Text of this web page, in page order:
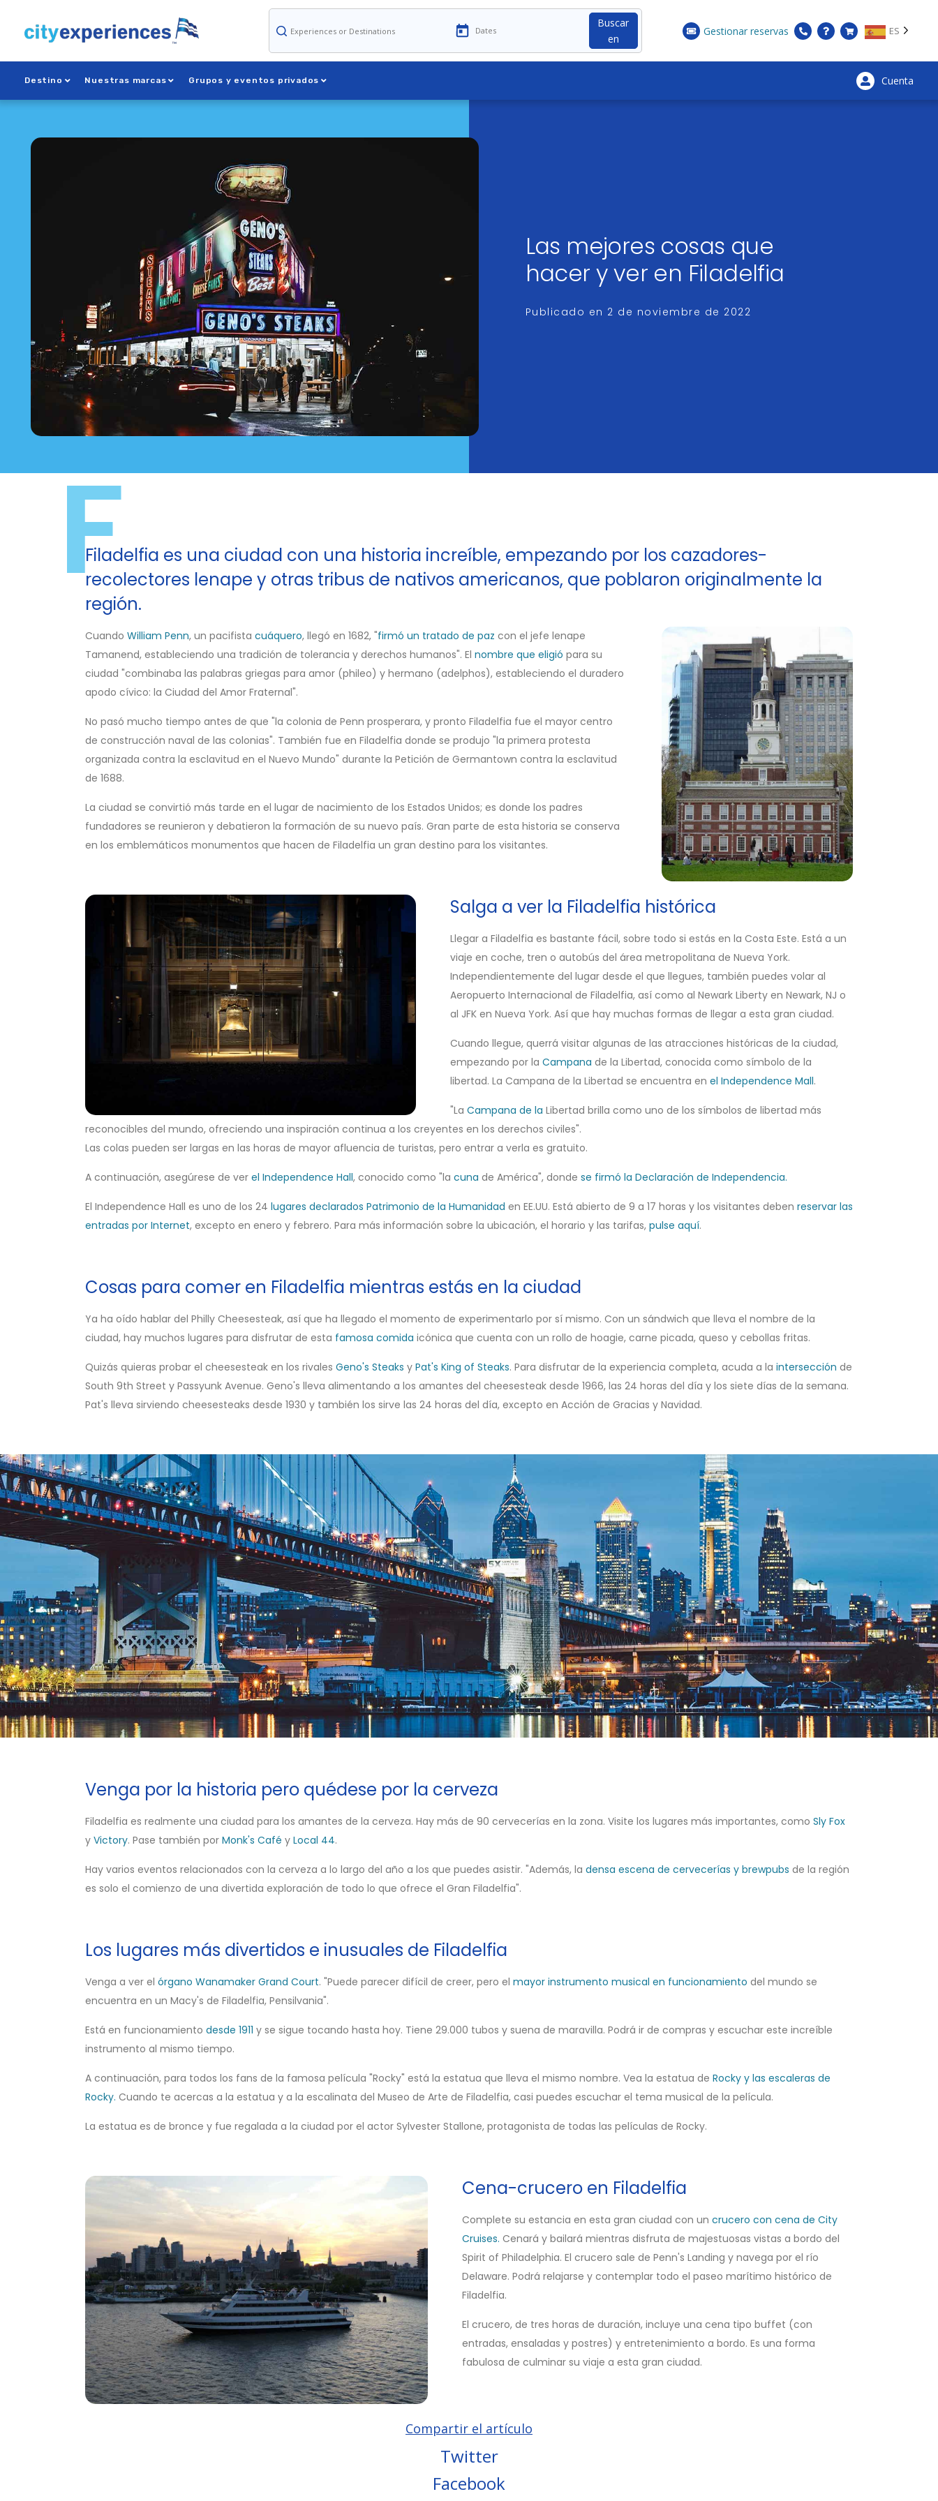
contenido
Buscar
en
Gestionar reservas ES
Destino Nuestras marcas Grupos y eventos privados Cuenta
Las mejores cosas que
hacer y ver en Filadelfia
Publicado en 2 de noviembre de 2022
F
Filadelfia es una ciudad con una historia increíble, empezando por los cazadores-
recolectores lenape y otras tribus de nativos americanos, que poblaron originalmente la
región.
Cuando William Penn, un pacifista cuáquero, llegó en 1682, "firmó un tratado de paz con el jefe lenape
Tamanend, estableciendo una tradición de tolerancia y derechos humanos". El nombre que eligió para su
ciudad "combinaba las palabras griegas para amor (phileo) y hermano (adelphos), estableciendo el duradero
apodo cívico: la Ciudad del Amor Fraternal".
No pasó mucho tiempo antes de que "la colonia de Penn prosperara, y pronto Filadelfia fue el mayor centro
de construcción naval de las colonias". También fue en Filadelfia donde se produjo "la primera protesta
organizada contra la esclavitud en el Nuevo Mundo" durante la Petición de Germantown contra la esclavitud
de 1688.
La ciudad se convirtió más tarde en el lugar de nacimiento de los Estados Unidos; es donde los padres
fundadores se reunieron y debatieron la formación de su nuevo país. Gran parte de esta historia se conserva
en los emblemáticos monumentos que hacen de Filadelfia un gran destino para los visitantes.
Salga a ver la Filadelfia histórica
Llegar a Filadelfia es bastante fácil, sobre todo si estás en la Costa Este. Está a un
viaje en coche, tren o autobús del área metropolitana de Nueva York.
Independientemente del lugar desde el que llegues, también puedes volar al
Aeropuerto Internacional de Filadelfia, así como al Newark Liberty en Newark, NJ o
al JFK en Nueva York. Así que hay muchas formas de llegar a esta gran ciudad.
Cuando llegue, querrá visitar algunas de las atracciones históricas de la ciudad,
empezando por la Campana de la Libertad, conocida como símbolo de la
libertad. La Campana de la Libertad se encuentra en el Independence Mall.
"La Campana de la Libertad brilla como uno de los símbolos de libertad más
reconocibles del mundo, ofreciendo una inspiración continua a los creyentes en los derechos civiles".
Las colas pueden ser largas en las horas de mayor afluencia de turistas, pero entrar a verla es gratuito.
A continuación, asegúrese de ver el Independence Hall, conocido como "la cuna de América", donde se firmó la Declaración de Independencia.
El Independence Hall es uno de los 24 lugares declarados Patrimonio de la Humanidad en EE.UU. Está abierto de 9 a 17 horas y los visitantes deben reservar las
entradas por Internet, excepto en enero y febrero. Para más información sobre la ubicación, el horario y las tarifas, pulse aquí.
Cosas para comer en Filadelfia mientras estás en la ciudad
Ya ha oído hablar del Philly Cheesesteak, así que ha llegado el momento de experimentarlo por sí mismo. Con un sándwich que lleva el nombre de la
ciudad, hay muchos lugares para disfrutar de esta famosa comida icónica que cuenta con un rollo de hoagie, carne picada, queso y cebollas fritas.
Quizás quieras probar el cheesesteak en los rivales Geno's Steaks y Pat's King of Steaks. Para disfrutar de la experiencia completa, acuda a la intersección de
South 9th Street y Passyunk Avenue. Geno's lleva alimentando a los amantes del cheesesteak desde 1966, las 24 horas del día y los siete días de la semana.
Pat's lleva sirviendo cheesesteaks desde 1930 y también los sirve las 24 horas del día, excepto en Acción de Gracias y Navidad.
Venga por la historia pero quédese por la cerveza
Filadelfia es realmente una ciudad para los amantes de la cerveza. Hay más de 90 cervecerías en la zona. Visite los lugares más importantes, como Sly Fox
y Victory. Pase también por Monk's Café y Local 44.
Hay varios eventos relacionados con la cerveza a lo largo del año a los que puedes asistir. "Además, la densa escena de cervecerías y brewpubs de la región
es solo el comienzo de una divertida exploración de todo lo que ofrece el Gran Filadelfia".
Los lugares más divertidos e inusuales de Filadelfia
Venga a ver el órgano Wanamaker Grand Court. "Puede parecer difícil de creer, pero el mayor instrumento musical en funcionamiento del mundo se
encuentra en un Macy's de Filadelfia, Pensilvania".
Está en funcionamiento desde 1911 y se sigue tocando hasta hoy. Tiene 29.000 tubos y suena de maravilla. Podrá ir de compras y escuchar este increíble
instrumento al mismo tiempo.
A continuación, para todos los fans de la famosa película "Rocky" está la estatua que lleva el mismo nombre. Vea la estatua de Rocky y las escaleras de
Rocky. Cuando te acercas a la estatua y a la escalinata del Museo de Arte de Filadelfia, casi puedes escuchar el tema musical de la película.
La estatua es de bronce y fue regalada a la ciudad por el actor Sylvester Stallone, protagonista de todas las películas de Rocky.
Cena-crucero en Filadelfia
Complete su estancia en esta gran ciudad con un crucero con cena de City
Cruises. Cenará y bailará mientras disfruta de majestuosas vistas a bordo del
Spirit of Philadelphia. El crucero sale de Penn's Landing y navega por el río
Delaware. Podrá relajarse y contemplar todo el paseo marítimo histórico de
Filadelfia.
El crucero, de tres horas de duración, incluye una cena tipo buffet (con
entradas, ensaladas y postres) y entretenimiento a bordo. Es una forma
fabulosa de culminar su viaje a esta gran ciudad.
Compartir el artículo
Twitter
Facebook